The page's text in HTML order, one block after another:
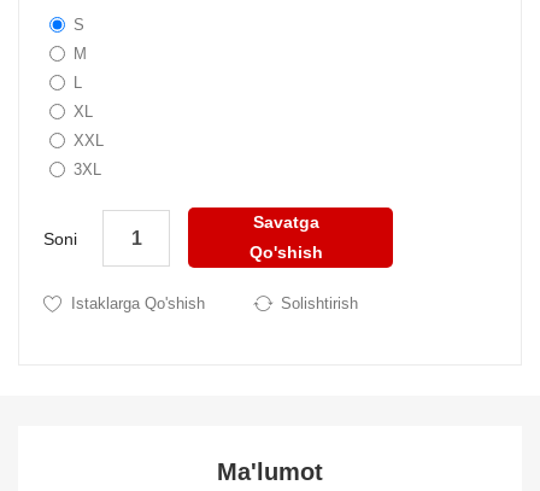
S
M
L
XL
XXL
3XL
Soni
Savatga
Qo'shish
Istaklarga Qo'shish Solishtirish
Ma'lumot